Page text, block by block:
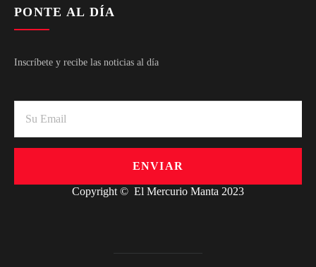
PONTE AL DÍA
Inscríbete y recibe las noticias al día
ENVIAR
Copyright © El Mercurio Manta 2023